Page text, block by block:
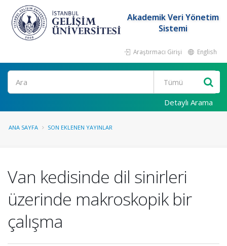
Akademik Veri Yönetim
Sistemi
Araştırmacı Girişi English
Ara
Detaylı Arama
ANA SAYFA SON EKLENEN YAYINLAR
Van kedisinde dil sinirleri
üzerinde makroskopik bir
çalışma